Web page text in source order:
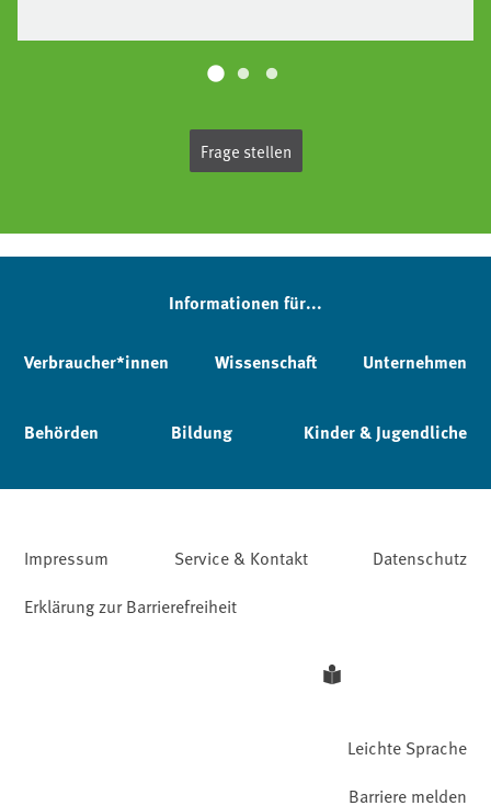
Frage stellen
Informationen für...
Verbraucher*innen Wissenschaft Unternehmen
Behörden Bildung Kinder & Jugendliche
Impressum Service & Kontakt
Datenschutz
Erklärung zur Barrierefreiheit
Leichte Sprache
Barriere melden